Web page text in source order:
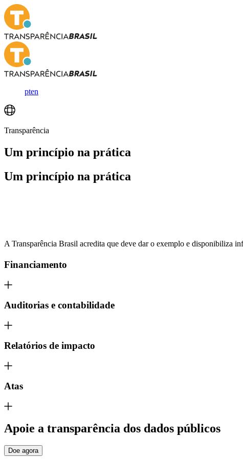
pten
Transparência
Um princípio na prática
Um princípio na prática
A Transparência Brasil acredita que deve dar o exemplo e disponibiliza
Financiamento
Auditorias e contabilidade
Relatórios de impacto
Atas
Apoie a transparência dos dados públicos
Doe agora